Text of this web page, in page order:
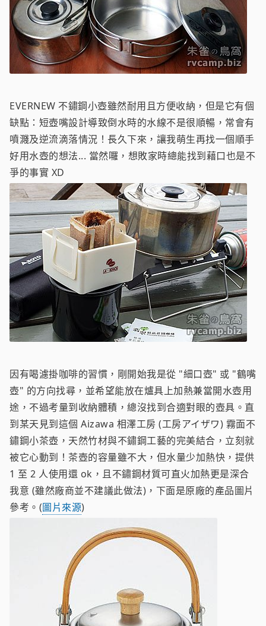
EVERNEW 不鏽鋼小壺雖然耐用且方便收納，但是它有個
缺點：短壺嘴設計導致倒水時的水線不是很順暢，常會有
噴濺及逆流滴落情況！長久下來，讓我萌生再找一個順手
好用水壺的想法... 當然囉，想敗家時總能找到藉口也是不
爭的事實 XD
因有喝濾掛咖啡的習慣，剛開始我是從 "細口壺" 或 "鶴嘴
壺" 的方向找尋，並希望能放在爐具上加熱兼當開水壺用
途，不過考量到收納體積，總沒找到合適對眼的壺具。直
到某天見到這個 Aizawa 相澤工房 (工房アイザワ) 霧面不
鏽鋼小茶壺，天然竹材與不鏽鋼工藝的完美結合，立刻就
被它心動到！茶壺的容量雖不大，但水量少加熱快，提供
1 至 2 人使用還 ok，且不鏽鋼材質可直火加熱更是深合
我意 (雖然廠商並不建議此做法)，下面是原廠的產品圖片
參考。(圖片來源)